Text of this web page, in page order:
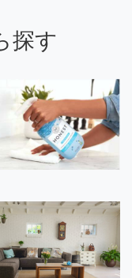
探す